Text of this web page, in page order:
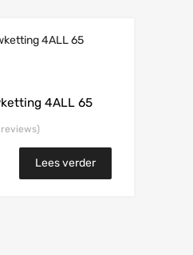
4ALL 65
Lees verder